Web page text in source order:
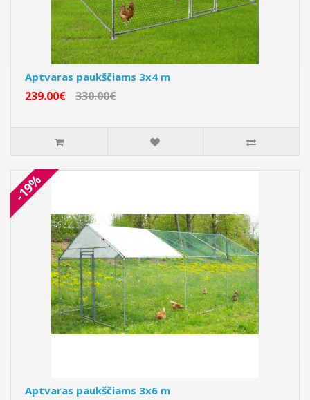
Aptvaras paukščiams 3x4 m
239.00€ 330.00€
-19%
Aptvaras paukščiams 3x6 m